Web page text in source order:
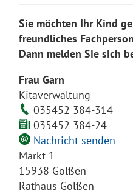
Sie möchten Ihr Kind
freundliches
Dann melden Sie sich
Frau Garn
Kitaverwaltung
035452 384-314
035452 384-24
Nachricht senden
Markt 1
15938 Golßen
Rathaus Golßen